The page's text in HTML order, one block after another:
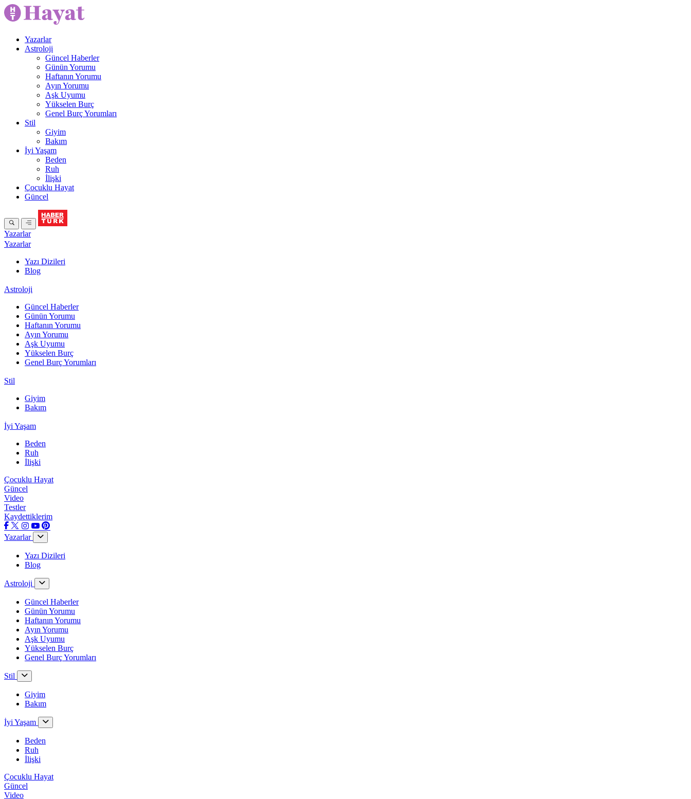
Yazarlar
Astroloji
Güncel Haberler
Günün Yorumu
Haftanın Yorumu
Ayın Yorumu
Aşk Uyumu
Yükselen Burç
Genel Burç Yorumları
Stil
Giyim
Bakım
İyi Yaşam
Beden
Ruh
İlişki
Çocuklu Hayat
Güncel
Yazarlar
Yazarlar
Yazı Dizileri
Blog
Astroloji
Güncel Haberler
Günün Yorumu
Haftanın Yorumu
Ayın Yorumu
Aşk Uyumu
Yükselen Burç
Genel Burç Yorumları
Stil
Giyim
Bakım
İyi Yaşam
Beden
Ruh
İlişki
Çocuklu Hayat
Güncel
Video
Testler
Kaydettiklerim
Yazarlar
Yazı Dizileri
Blog
Astroloji
Güncel Haberler
Günün Yorumu
Haftanın Yorumu
Ayın Yorumu
Aşk Uyumu
Yükselen Burç
Genel Burç Yorumları
Stil
Giyim
Bakım
İyi Yaşam
Beden
Ruh
İlişki
Çocuklu Hayat
Güncel
Video